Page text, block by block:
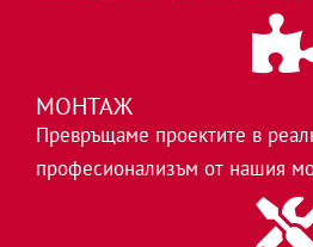
МОНТАЖ
Превръщаме проектите в
професионализъм от нашия